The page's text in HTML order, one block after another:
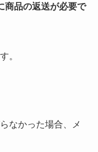
商品の返送が必要で
。
なかった場合、メ